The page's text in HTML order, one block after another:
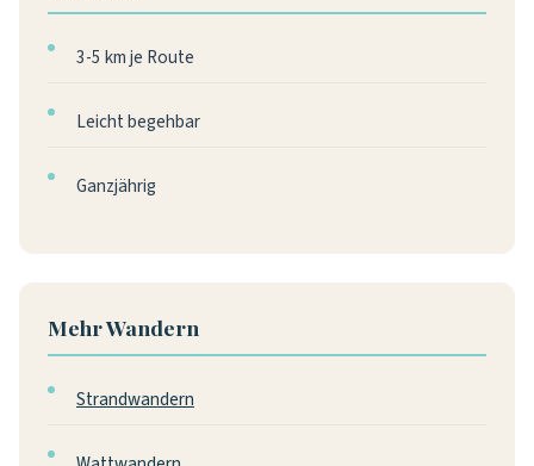
3-5 km je Route
Leicht begehbar
Ganzjährig
Mehr Wandern
Strandwandern